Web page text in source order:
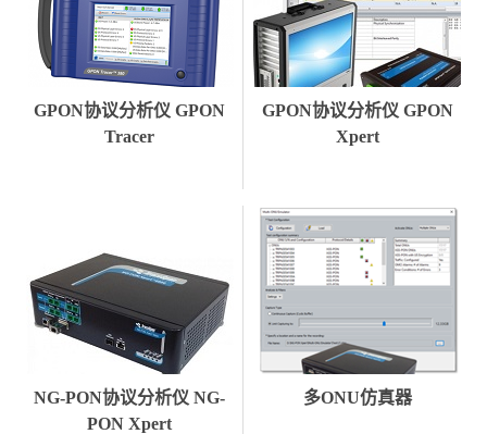
GPON协议分析仪 GPON
Tracer
GPON协议分析仪 GPON
Xpert
NG-PON协议分析仪 NG-
PON Xpert
多ONU仿真器